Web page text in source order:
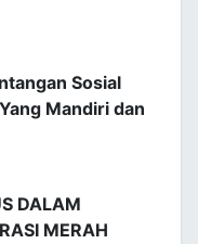
Sosial
Mandiri dan
DALAM
MERAH